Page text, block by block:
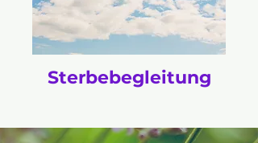
Sterbebegleitung